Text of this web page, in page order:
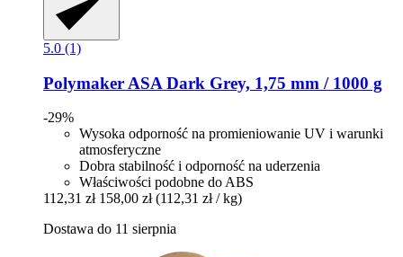
5.0 (1)
Polymaker ASA Dark Grey, 1,75 mm / 1000 g
-29%
Wysoka odporność na promieniowanie UV i warunki
atmosferyczne
Dobra stabilność i odporność na uderzenia
Właściwości podobne do ABS
112,31 zł 158,00 zł (112,31 zł / kg)
Dostawa do 11 sierpnia